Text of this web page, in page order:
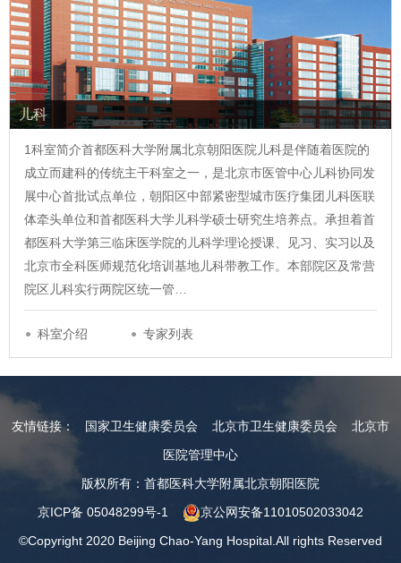
儿科
1科室简介首都医科大学附属北京朝阳医院儿科是伴随着医院的
成立而建科的传统主干科室之一，是北京市医管中心儿科协同发
展中心首批试点单位，朝阳区中部紧密型城市医疗集团儿科医联
体牵头单位和首都医科大学儿科学硕士研究生培养点。承担着首
都医科大学第三临床医学院的儿科学理论授课、见习、实习以及
北京市全科医师规范化培训基地儿科带教工作。本部院区及常营
院区儿科实行两院区统一管…
科室介绍 专家列表
友情链接： 国家卫生健康委员会 北京市卫生健康委员会
北京市
医院管理中心
版权所有：首都医科大学附属北京朝阳医院
京ICP备 05048299号-1
京公网安备11010502033042
©Copyright 2020 Beijing Chao-Yang Hospital.All rights Reserved